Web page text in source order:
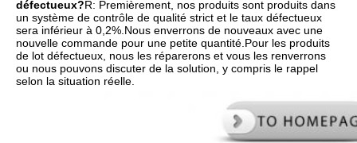
défectueux?R: Premièrement, nos produits sont produits dans
un système de contrôle de qualité strict et le taux défectueux
sera inférieur à 0,2%.Nous enverrons de nouveaux avec une
nouvelle commande pour une petite quantité.Pour les produits
de lot défectueux, nous les réparerons et vous les renverrons
ou nous pouvons discuter de la solution, y compris le rappel
selon la situation réelle.